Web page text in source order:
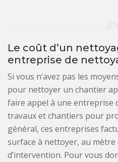
Le coût d’un
entreprise de
Si vous n’avez pas les
pour nettoyer un chantier
faire appel à une entreprise
travaux et chantiers pour
général, ces entreprises
surface à nettoyer, au mètre
d’intervention. Pour vous